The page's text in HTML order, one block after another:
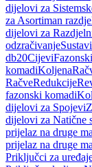
dijelovi za
za Asortiman
dijelovi za
odzračivanje
db20Cijevi
komadiKoljena
RačveRedukcije
fazonski komadi
dijelovi za Spojevi
dijelovi za Natične
prijelaz na druge
prijelaz na druge
Priključci za